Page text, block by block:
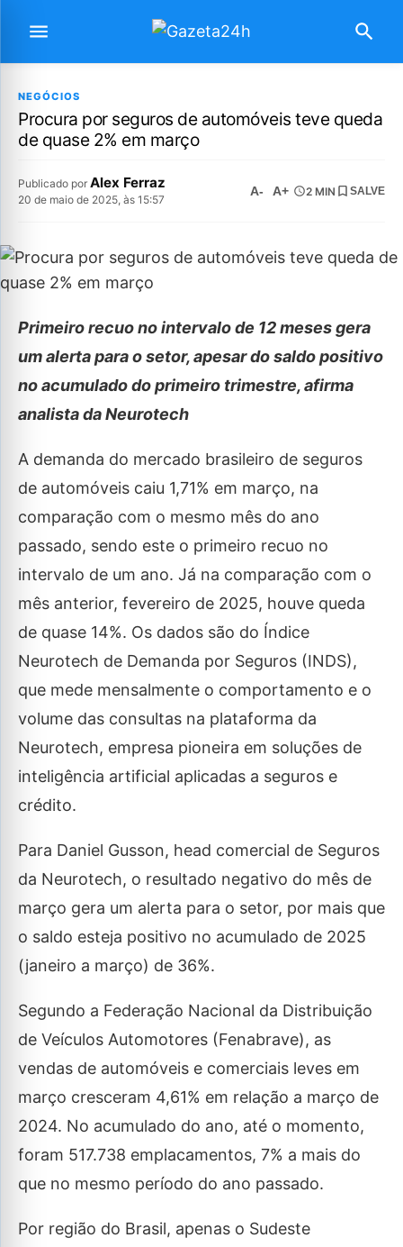
NEGÓCIOS
Procura por seguros de automóveis teve queda
de quase 2% em março
Publicado por Alex Ferraz
20 de maio de 2025, às 15:57
A- A+ 2 MIN SALVE
Primeiro recuo no intervalo de 12 meses gera
um alerta para o setor, apesar do saldo positivo
no acumulado do primeiro trimestre, afirma
analista da Neurotech
A demanda do mercado brasileiro de seguros
de automóveis caiu 1,71% em março, na
comparação com o mesmo mês do ano
passado, sendo este o primeiro recuo no
intervalo de um ano. Já na comparação com o
mês anterior, fevereiro de 2025, houve queda
de quase 14%. Os dados são do Índice
Neurotech de Demanda por Seguros (INDS),
que mede mensalmente o comportamento e o
volume das consultas na plataforma da
Neurotech, empresa pioneira em soluções de
inteligência artificial aplicadas a seguros e
crédito.
Para Daniel Gusson, head comercial de Seguros
da Neurotech, o resultado negativo do mês de
março gera um alerta para o setor, por mais que
o saldo esteja positivo no acumulado de 2025
(janeiro a março) de 36%.
Segundo a Federação Nacional da Distribuição
de Veículos Automotores (Fenabrave), as
vendas de automóveis e comerciais leves em
março cresceram 4,61% em relação a março de
2024. No acumulado do ano, até o momento,
foram 517.738 emplacamentos, 7% a mais do
que no mesmo período do ano passado.
Por região do Brasil, apenas o Sudeste